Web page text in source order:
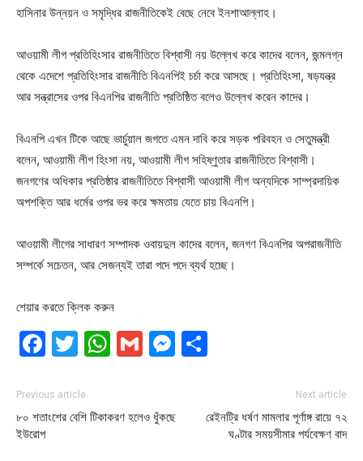
হাসিনার উন্নয়ন ও সমৃদ্ধির রাজনীতিকেই বেছে নেবে ইনশাআল্লাহ।
আওয়ামী লীগ প্রতিহিংসার রাজনীতিতে বিশ্বাসী নয় উল্লেখ করে কাদের বলেন, জন্মলগ্ন
থেকে এদেশে প্রতিহিংসার রাজনীতি বিএনপিই চর্চা করে আসছে। প্রতিহিংসা, ষড়যন্ত্র
আর সন্ত্রাসের ওপর বিএনপির রাজনীতি প্রতিষ্ঠিত বলেও উল্লেখ করেন কাদের।
বিএনপি এখন টিকে আছে ভার্চুয়াল জগতে এমন দাবি করে সড়ক পরিবহন ও সেতুমন্ত্রী
বলেন, আওয়ামী লীগ হিংসা নয়, আওয়ামী লীগ সহিষ্ণুতার রাজনীতিতে বিশ্বাসী।
জনগণের অধিকার প্রতিষ্ঠার রাজনীতিতে বিশ্বাসী আওয়ামী লীগ অন্যদিকে সাম্প্রদায়িক
অপশক্তি আর ধর্মের ওপর ভর করে ক্ষমতায় যেতে চায় বিএনপি।
আওয়ামী লীগের সাধারণ সম্পাদক ওবায়দুল কাদের বলেন, জনগণ বিএনপির অপরাজনীতি
সম্পর্কে সচেতন, আর সেজন্যই তারা পদে পদে ব্যর্থ হচ্ছে।
শেয়ার করতে ক্লিক করুন
Facebook
Twitter
WhatsApp
GmailMessenger
Previous article
৮০ শতাংশের বেশি টিকাকরণ হলেও ধুঁকছে
ইউরোপ
Next article
রেইনট্রি ধর্ষণ মামলার পূর্ণাঙ্গ রায়ে ৭২
ঘণ্টার সময়সীমার পর্যবেক্ষণ বাদ